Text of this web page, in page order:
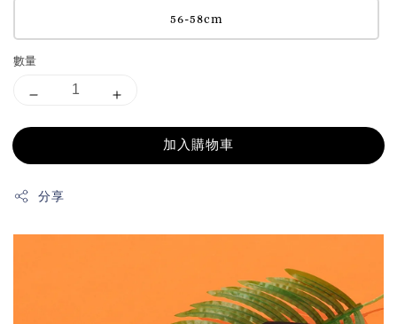
56-58cm
數量
加入購物車
分享